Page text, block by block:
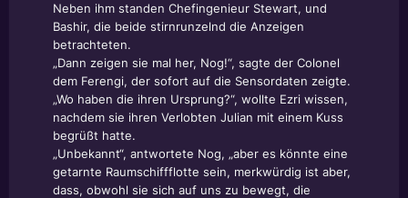
Neben ihm standen Chefingenieur Stewart, und
Bashir, die beide stirnrunzelnd die Anzeigen
betrachteten.
„Dann zeigen sie mal her, Nog!“, sagte der Colonel
dem Ferengi, der sofort auf die Sensordaten zeigte.
„Wo haben die ihren Ursprung?“, wollte Ezri wissen,
nachdem sie ihren Verlobten Julian mit einem Kuss
begrüßt hatte.
„Unbekannt“, antwortete Nog, „aber es könnte eine
getarnte Raumschiffflotte sein, merkwürdig ist aber,
dass, obwohl sie sich auf uns zu bewegt, die